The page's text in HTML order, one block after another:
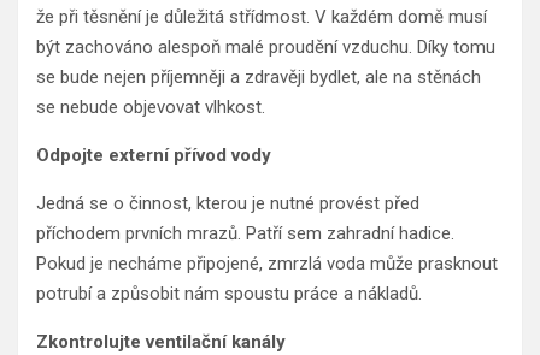
že při těsnění je důležitá střídmost. V každém domě musí
být zachováno alespoň malé proudění vzduchu. Díky tomu
se bude nejen příjemněji a zdravěji bydlet, ale na stěnách
se nebude objevovat vlhkost.
Odpojte externí přívod vody
Jedná se o činnost, kterou je nutné provést před
příchodem prvních mrazů. Patří sem zahradní hadice.
Pokud je necháme připojené, zmrzlá voda může prasknout
potrubí a způsobit nám spoustu práce a nákladů.
Zkontrolujte ventilační kanály